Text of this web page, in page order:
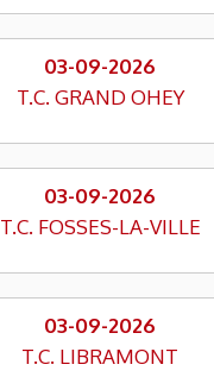
03-09-2026
T.C. GRAND OHEY
03-09-2026
T.C. FOSSES-LA-VILLE
03-09-2026
T.C. LIBRAMONT